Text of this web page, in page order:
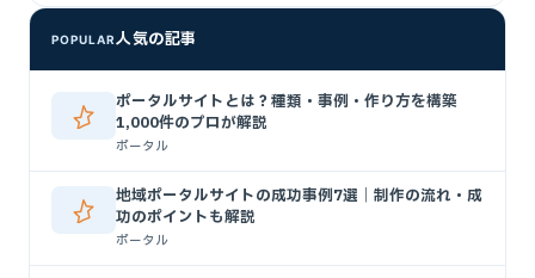
POPULAR人気の記事
ポータルサイトとは？種類・事例・作り方を構築
1,000件のプロが解説
ポータル
地域ポータルサイトの成功事例7選｜制作の流れ・成
功のポイントも解説
ポータル